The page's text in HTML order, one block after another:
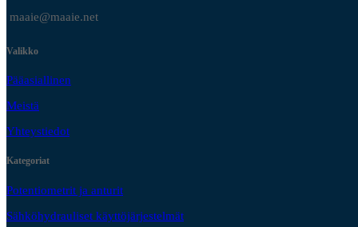
maaie@maaie.net
Valikko
Pääasiallinen
Meistä
Yhteystiedot
Kategoriat
Potentiometrit ja anturit
Sähköhydrauliset käyttöjärjestelmät